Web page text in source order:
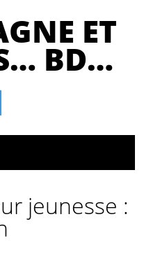
ET
BD…
jeunesse :